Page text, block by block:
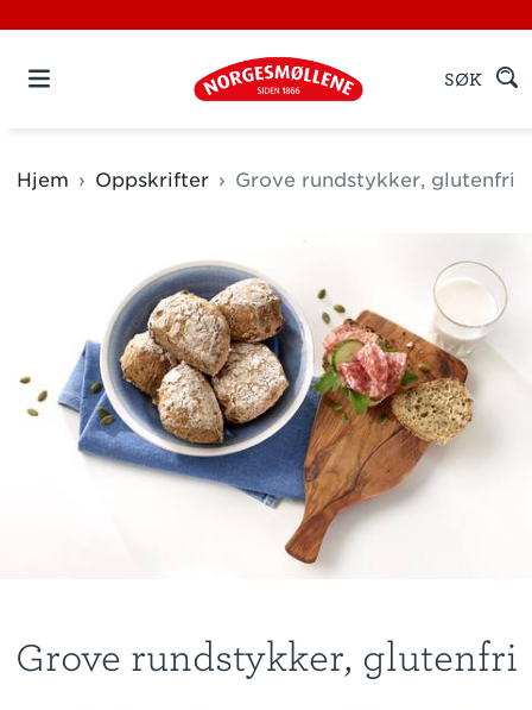
SØK
Hjem Oppskrifter Grove rundstykker, glutenfri
Grove rundstykker, glutenfri